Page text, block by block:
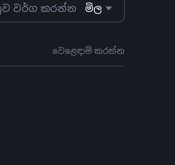
වර්ග කරන්න මිල
වෙළෙඳාම් කරන්න